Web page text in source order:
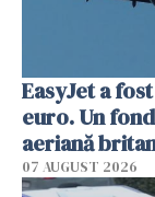
EasyJet a
euro. Un
aeriană
07 AUGUST 2026